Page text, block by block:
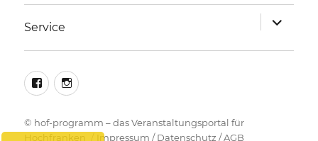
Service
anzeigen
facebookinstagram
© hof-programm – das Veranstaltungsportal für
Hochfranken
Impressum /Datenschutz /AGB